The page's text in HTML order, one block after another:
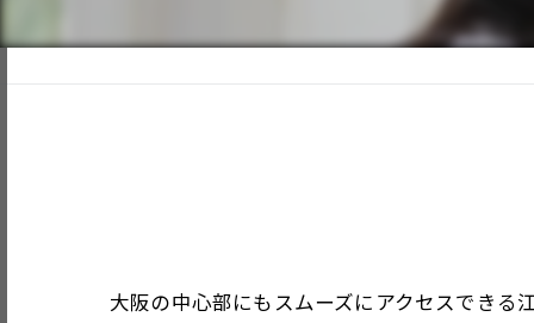
大阪の中心部にもスムーズにアクセスでき